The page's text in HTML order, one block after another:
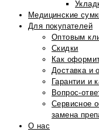
Медицинские
Для покупателей
Оптовым
Скидки
Как
Доставка и
Гарантии и
Вопрос-
Сервисное
замена
О нас